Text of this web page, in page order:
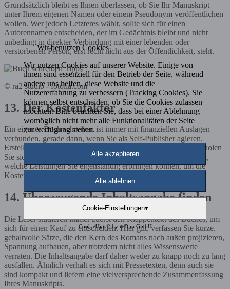
Grundsätzlich bleibt es Ihnen überlassen, ob Sie Ihr Manuskript
unter Ihrem eigenen Namen oder einem Pseudonym veröffentlichen
wollen. Wer jedoch Letzteres wählt, sollte sich für einen
Autorennamen entscheiden, der im Gedächtnis bleibt und nicht
unbedingt in direkter Verbindung mit einer lebenden oder
verstorbenen Person, erst recht nicht aus der Öffentlichkeit, steht.
© ra2 studio - fotolia.com
13. Der Kostenfaktor
Ein eigenes Buch schreiben ist immer mit finanziellen Auslagen
verbunden, gerade dann, wenn Sie als Self-Publisher agieren.
Erstellen Sie sich daher im Voraus ein Finanzierungskonzept, holen
Sie sich unverbindliche Angebote ein und überlegen Sie genau,
welche Leistungen Sie eigenständig erbringen können, um die
Kosten niedrig zu halten, ohne die Buchqualität zu mindern.
14. Überzeugende Inhaltsangabe finden
Die Leser studieren immer zuerst den Klappentext des Buches, um
sich für einen Kauf zu entscheiden. Hier gilt, verfassen Sie kurze,
gehaltvolle Sätze, die den Kern des Romans nach außen projizieren,
Spannung aufbauen, aber trotzdem nicht alles Wissenswerte
verraten. Die Inhaltsangabe darf daher weder zu knapp noch zu lang
ausfallen. Ähnlich verhält es sich mit Pressetexten, denn auch sie
sind kompakt und liefern eine vielversprechende Zusammenfassung
Ihres Manuskripts.
Wir benutzen Cookies
Wir nutzen Cookies auf unserer Website. Einige von
ihnen sind essenziell für den Betrieb der Seite, während
andere uns helfen, diese Website und die
Nutzererfahrung zu verbessern (Tracking Cookies). Sie
können selbst entscheiden, ob Sie die Cookies zulassen
möchten. Bitte beachten Sie, dass bei einer Ablehnung
womöglich nicht mehr alle Funktionalitäten der Seite
zur Verfügung stehen.
Alle akzeptieren
Alle ablehnen
Cookie-Einstellungen▾
CookieHint 2 by reDim GmbH